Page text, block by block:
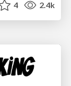
4 2.4k